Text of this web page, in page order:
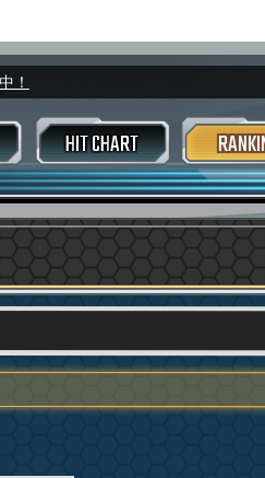
マイルーム画面
プレーヤーレーダー
HIT CHART
TUNES 東方
ウィークリースコアアタック
スコアデータ/CSVダウンロード
！